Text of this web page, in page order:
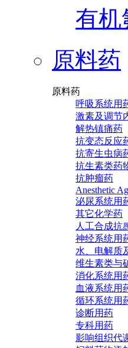
有机
原料药
原料药
呼吸系统用
激素及调节
解热镇痛药
抗变态反应
抗寄生虫病
抗生素类药
抗肿瘤药
Anesthetic
泌尿系统用
其它化学药
人工合成抗
神经系统用
水、电解质
维生素类与
消化系统用
血液系统用
循环系统用
诊断用药
专科用药
影响组织代